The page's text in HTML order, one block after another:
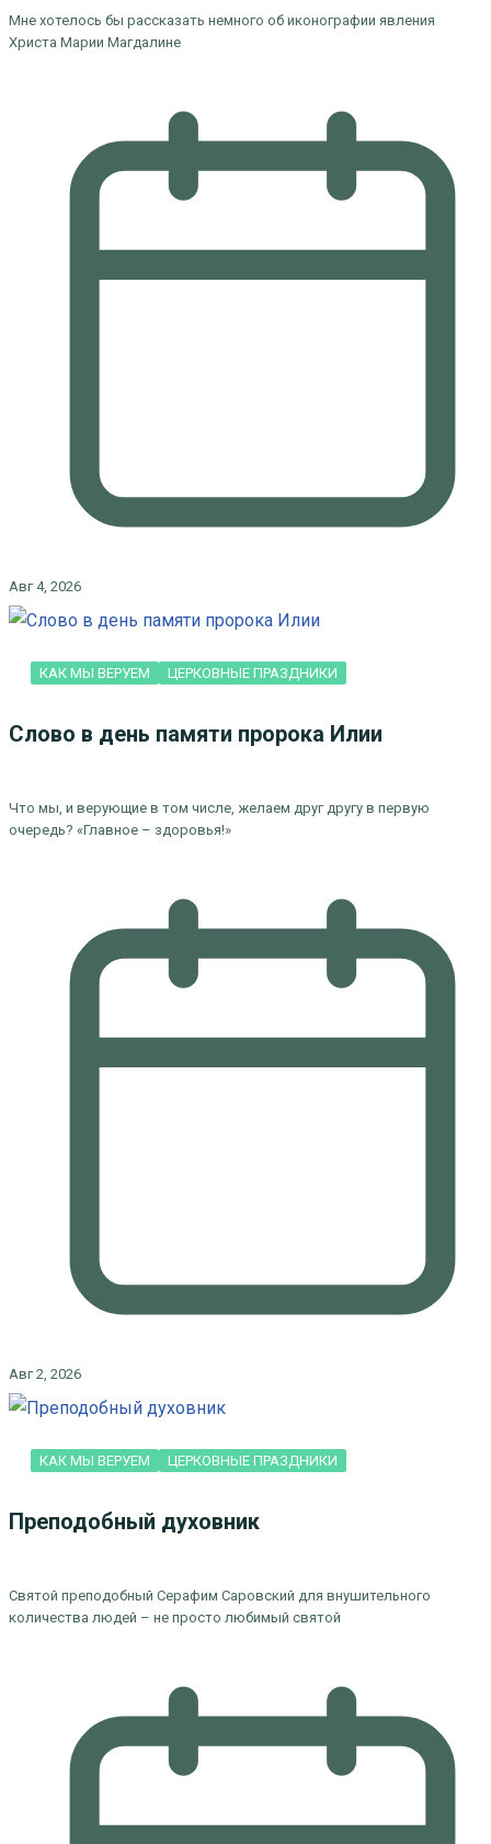
Мне хотелось бы рассказать немного об иконографии явления
Христа Марии Магдалине
Авг 4, 2026
КАК МЫ ВЕРУЕМ ЦЕРКОВНЫЕ ПРАЗДНИКИ
Слово в день памяти пророка Илии
Что мы, и верующие в том числе, желаем друг другу в первую
очередь? «Главное – здоровья!»
Авг 2, 2026
КАК МЫ ВЕРУЕМ ЦЕРКОВНЫЕ ПРАЗДНИКИ
Преподобный духовник
Святой преподобный Серафим Саровский для внушительного
количества людей – не просто любимый святой